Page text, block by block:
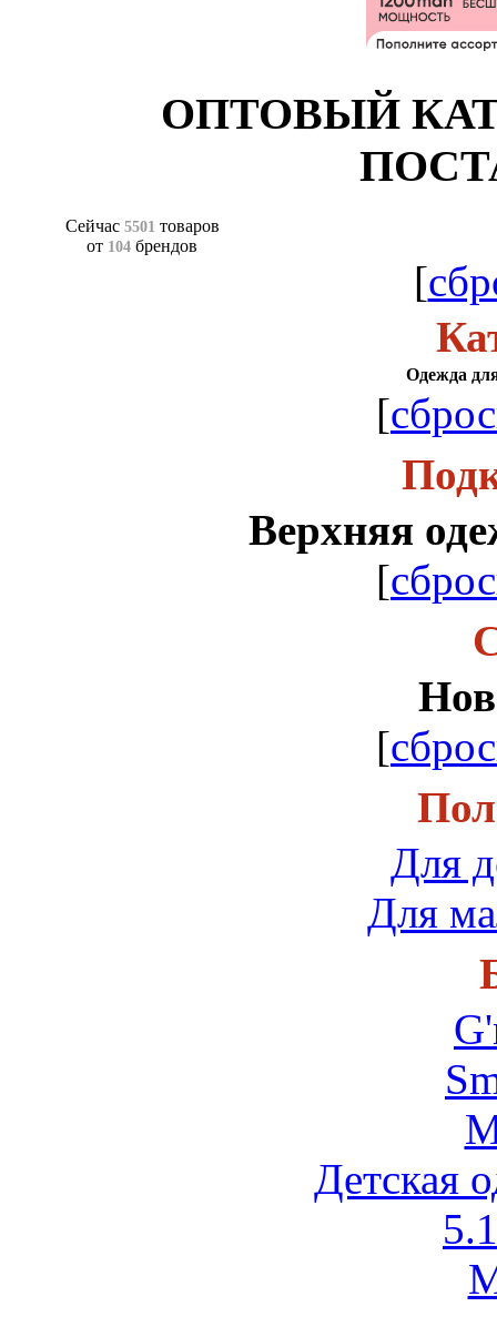
ОПТОВЫЙ
Сейчас 5501 товаров
от 104 брендов
[
Одежда
[
Верхняя
[
[
Для
Для
Детская